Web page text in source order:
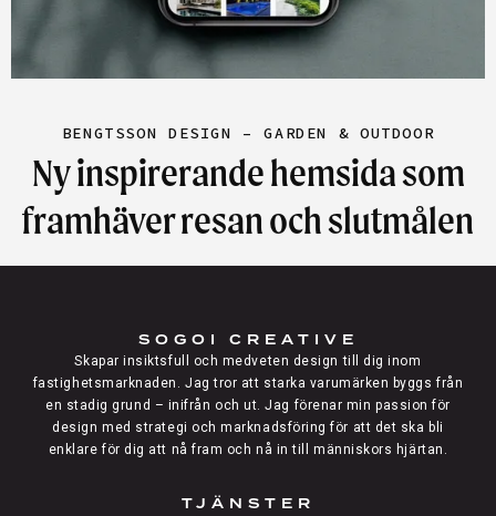
BENGTSSON DESIGN – GARDEN & OUTDOOR
Ny inspirerande hemsida som
framhäver resan och slutmålen
SOGOI CREATIVE
Skapar insiktsfull och medveten design till dig inom
fastighetsmarknaden. Jag tror att starka varumärken byggs från
en stadig grund – inifrån och ut. Jag förenar min passion för
design med strategi och marknadsföring för att det ska bli
enklare för dig att nå fram och nå in till människors hjärtan.
TJÄNSTER